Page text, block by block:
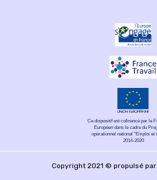
Ce dispositif est cofinancé par le
Européen dans le cadre du
opérationnel national "Emploi et
2014-2020
Copyright 2021 © propulsé par